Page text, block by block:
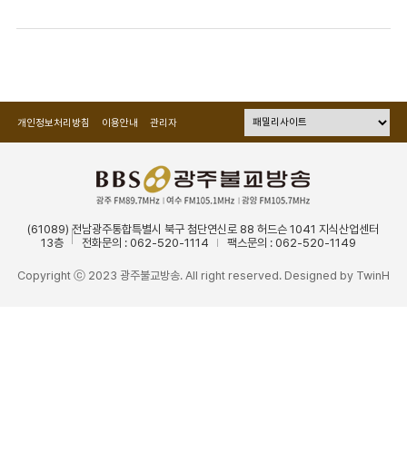
개인정보처리방침 이용안내 관리자
(61089) 전남광주통합특별시 북구 첨단연신로 88 허드슨 1041 지식산업센터
13층
전화문의 : 062-520-1114 팩스문의 : 062-520-1149
Copyright ⓒ 2023 광주불교방송. All right reserved. Designed by TwinH